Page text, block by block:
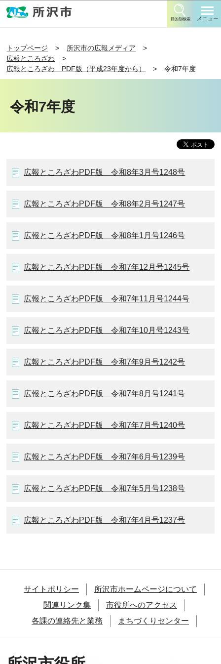
目的別検索 メニュー
トップページ
所沢市の広報メディア
広報ところざわ
広報ところざわ PDF版（平成23年度から）
令和7年度
令和7年度
広報ところざわPDF版 令和8年3月号1248号
広報ところざわPDF版 令和8年2月号1247号
広報ところざわPDF版 令和8年1月号1246号
広報ところざわPDF版 令和7年12月号1245号
広報ところざわPDF版 令和7年11月号1244号
広報ところざわPDF版 令和7年10月号1243号
広報ところざわPDF版 令和7年9月号1242号
広報ところざわPDF版 令和7年8月号1241号
広報ところざわPDF版 令和7年7月号1240号
広報ところざわPDF版 令和7年6月号1239号
広報ところざわPDF版 令和7年5月号1238号
広報ところざわPDF版 令和7年4月号1237号
サイトポリシー
所沢市ホームページについて
関連リンク集
市役所へのアクセス
各課の連絡先と業務
まちづくりセンター